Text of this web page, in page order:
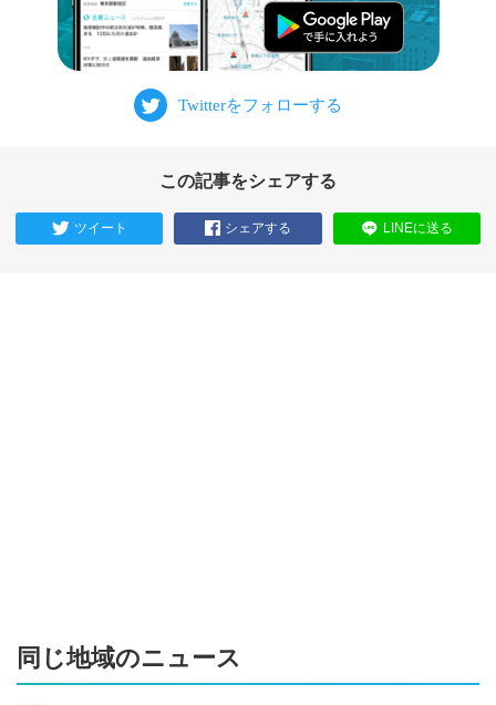
この記事をシェアする
ツイート シェアする LINEに送る
同じ地域のニュース